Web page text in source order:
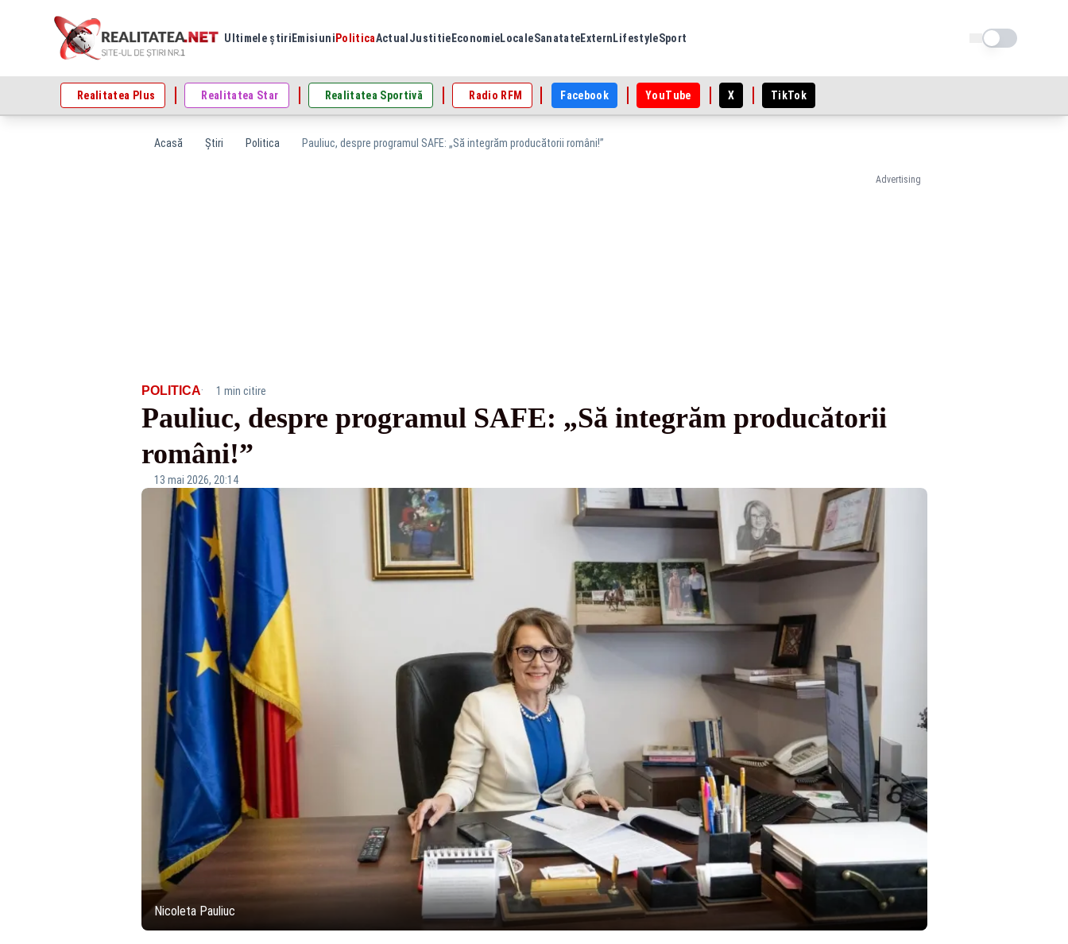
Ultimele știri Emisiuni PoliticaActual Justitie EconomieLocaleSanatateExtern LifestyleSport Schimba tema
Realitatea Plus Realitatea Star Realitatea Sportivă Radio RFM Facebook YouTube X TikTok
Acasă Știri Politica Pauliuc, despre programul SAFE: „Să integrăm producătorii români!”
Advertising
POLITICA· 1 min citire
Pauliuc, despre programul SAFE: „Să integrăm producătorii
români!”
13 mai 2026, 20:14
Nicoleta Pauliuc